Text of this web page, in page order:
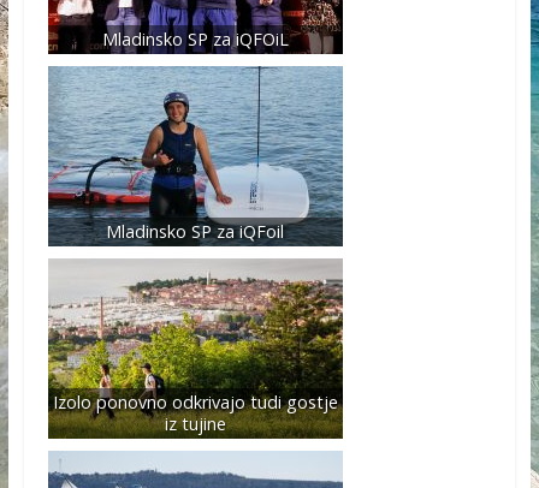
Mladinsko SP za iQFOiL
Mladinsko SP za iQFoil
Izolo ponovno odkrivajo tudi gostje
iz tujine